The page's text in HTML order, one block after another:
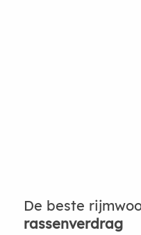
De beste
rassenverdrag